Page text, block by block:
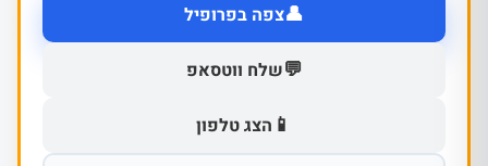
👤צפה בפרופיל
💬שלח ווטסאפ
📱 הצג טלפון